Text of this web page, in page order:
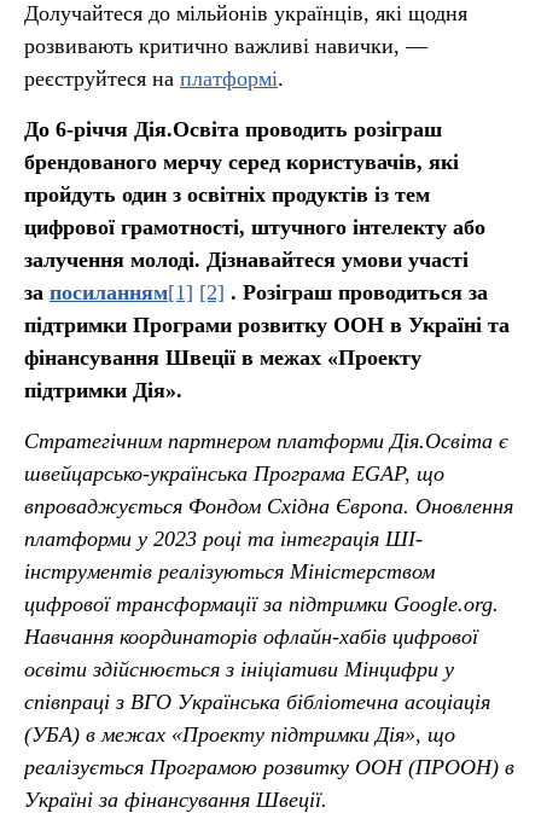
Долучайтеся до мільйонів українців, які щодня
розвивають критично важливі навички, —
реєструйтеся на платформі.
До 6-річчя Дія.Освіта проводить розіграш
брендованого мерчу серед користувачів, які
пройдуть один з освітніх продуктів із тем
цифрової грамотності, штучного інтелекту або
залучення молоді. Дізнавайтеся умови участі
за посиланням[1] [2] . Розіграш проводиться за
підтримки Програми розвитку ООН в Україні та
фінансування Швеції в межах «Проекту
підтримки Дія».
Стратегічним партнером платформи Дія.Освіта є
швейцарсько-українська Програма EGAP, що
впроваджується Фондом Східна Європа. Оновлення
платформи у 2023 році та інтеграція ШІ-
інструментів реалізуються Міністерством
цифрової трансформації за підтримки Google.org.
Навчання координаторів офлайн-хабів цифрової
освіти здійснюється з ініціативи Мінцифри у
співпраці з ВГО Українська бібліотечна асоціація
(УБА) в межах «Проекту підтримки Дія», що
реалізується Програмою розвитку ООН (ПРООН) в
Україні за фінансування Швеції.